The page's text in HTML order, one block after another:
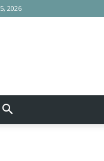
2026